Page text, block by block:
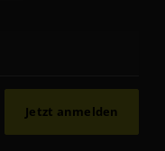
Jetzt anmelden